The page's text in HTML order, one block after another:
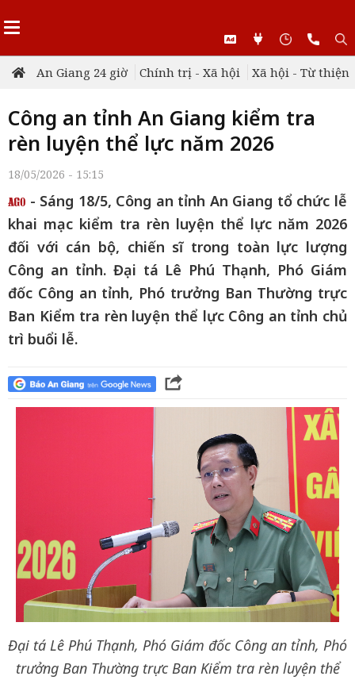
An Giang 24 giờ Chính trị - Xã hội Xã hội - Từ thiện
Công an tỉnh An Giang kiểm tra
rèn luyện thể lực năm 2026
18/05/2026 - 15:15
- Sáng 18/5, Công an tỉnh An Giang tổ chức lễ
khai mạc kiểm tra rèn luyện thể lực năm 2026
đối với cán bộ, chiến sĩ trong toàn lực lượng
Công an tỉnh. Đại tá Lê Phú Thạnh, Phó Giám
đốc Công an tỉnh, Phó trưởng Ban Thường trực
Ban Kiểm tra rèn luyện thể lực Công an tỉnh chủ
trì buổi lễ.
Đại tá Lê Phú Thạnh, Phó Giám đốc Công an tỉnh, Phó
trưởng Ban Thường trực Ban Kiểm tra rèn luyện thể